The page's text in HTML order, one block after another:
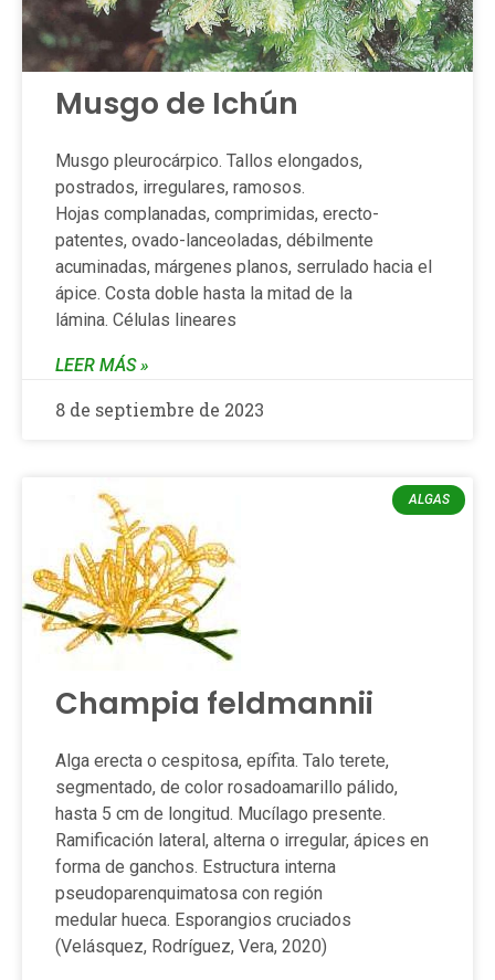
Musgo de Ichún
Musgo pleurocárpico. Tallos elongados,
postrados, irregulares, ramosos.
Hojas complanadas, comprimidas, erecto-
patentes, ovado-lanceoladas, débilmente
acuminadas, márgenes planos, serrulado hacia el
ápice. Costa doble hasta la mitad de la
lámina. Células lineares
LEER MÁS »
8 de septiembre de 2023
ALGAS
Champia feldmannii
Alga erecta o cespitosa, epífita. Talo terete,
segmentado, de color rosadoamarillo pálido,
hasta 5 cm de longitud. Mucílago presente.
Ramificación lateral, alterna o irregular, ápices en
forma de ganchos. Estructura interna
pseudoparenquimatosa con región
medular hueca. Esporangios cruciados
(Velásquez, Rodríguez, Vera, 2020)